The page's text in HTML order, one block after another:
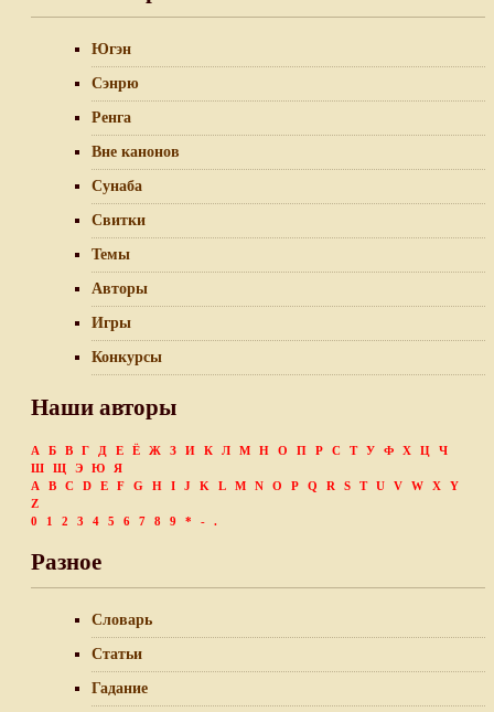
Югэн
Сэнрю
Ренга
Вне канонов
Сунаба
Свитки
Темы
Авторы
Игры
Конкурсы
Наши авторы
А Б В Г Д Е Ё Ж З И К Л М Н О П Р С Т У Ф Х Ц
Ч
Ш
Щ Э Ю
Я
A
B C D E F G H I J K L M N O P Q R S T U V W X
Y
Z
0
1 2 3 4 5 6 7 8 9 * - .
Разное
Словарь
Статьи
Гадание